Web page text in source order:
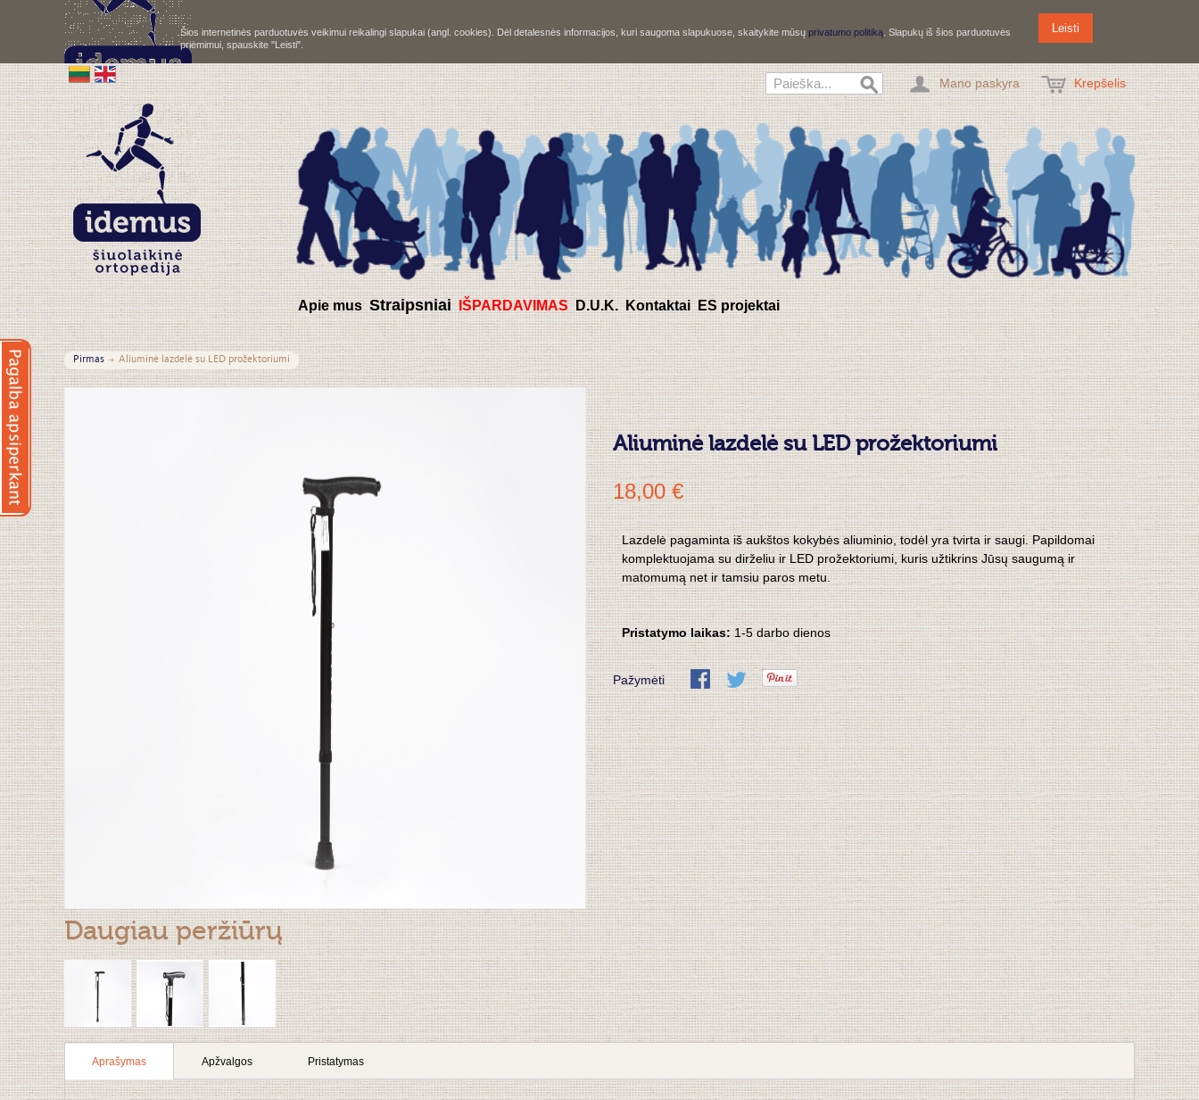
Šios internetinės parduotuvės veikimui reikalingi slapukai (angl. cookies). Dėl detalesnės informacijos, kuri saugoma slapukuose, skaitykite mūsų privatumo politiką . Slapukų iš šios parduotuvės
priėmimui, spauskite "Leisti".
Leisti
Mano paskyra Krepšelis
Apie mus Straipsniai IŠPARDAVIMAS D.U.K. Kontaktai ES projektai
Pirmas Aliuminė lazdelė su LED prožektoriumi
Daugiau peržiūrų
Aliuminė lazdelė su LED prožektoriumi
18,00 €
Lazdelė pagaminta iš aukštos kokybės aliuminio, todėl yra tvirta ir saugi. Papildomai
komplektuojama su dirželiu ir LED prožektoriumi, kuris užtikrins Jūsų saugumą ir
matomumą net ir tamsiu paros metu.
Pristatymo laikas:1-5 darbo dienos
Pažymėti
Aprašymas Apžvalgos Pristatymas